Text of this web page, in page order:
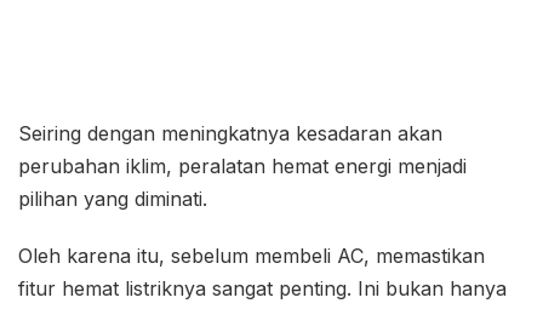
Seiring dengan meningkatnya kesadaran akan
perubahan iklim, peralatan hemat energi menjadi
pilihan yang diminati.
Oleh karena itu, sebelum membeli AC, memastikan
fitur hemat listriknya sangat penting. Ini bukan hanya